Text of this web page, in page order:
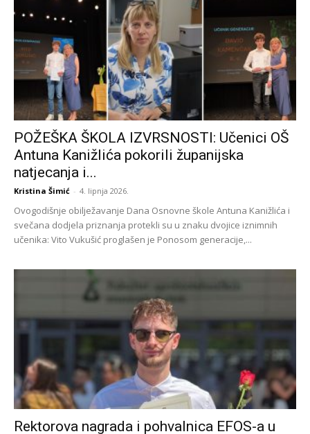
POŽEŠKA ŠKOLA IZVRSNOSTI: Učenici OŠ
Antuna Kanižlića pokorili županijska
natjecanja i...
Kristina Šimić - 4. lipnja 2026.
Ovogodišnje obilježavanje Dana Osnovne škole Antuna Kanižlića i
svečana dodjela priznanja protekli su u znaku dvojice iznimnih
učenika: Vito Vukušić proglašen je Ponosom generacije,...
Rektorova nagrada i pohvalnica EFOS-a u